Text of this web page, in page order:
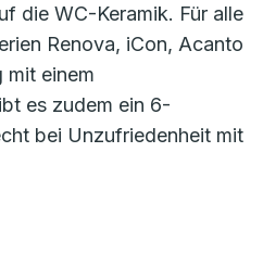
die WC-Keramik. Für alle
Renova, iCon, Acanto
mit einem
es zudem ein 6-
bei Unzufriedenheit mit